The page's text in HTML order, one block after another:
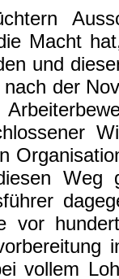
Macht
und
der
Weg
vor
vollem